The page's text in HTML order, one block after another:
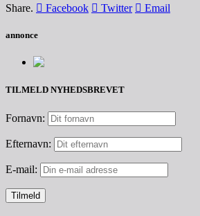
Share. Facebook Twitter Email
annonce
TILMELD NYHEDSBREVET
Fornavn:
Efternavn:
E-mail: